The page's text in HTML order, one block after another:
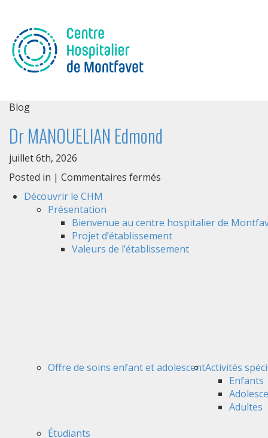
Blog
Dr MANOUELIAN Edmond
juillet 6th, 2026
Posted in | Commentaires fermés
Edmond
Découvrir le CHM
Présentation
Bienvenue au centre hospitalier de
Projet d’établissement
Valeurs de l’établissement
Offre de soins enfant et adolescentActivités
Enfants
Adultes
Étudiants